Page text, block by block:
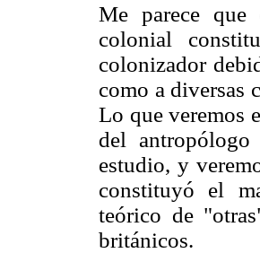
Me parece que
colonial
colonizador
como a diversas
Lo que veremos
del
estudio, y
constituyó el
teórico de
británicos.